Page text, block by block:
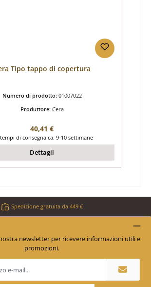
Tipo tappo di copertura
Numero di prodotto: 01007022
Produttore: Cera
Prezzo normale:
40,41 €
tempi di consegna ca. 9-10 settimane
Dettagli
Spedizione gratuita da 449 €
newsletter per ricevere informazioni utili e
promozioni.